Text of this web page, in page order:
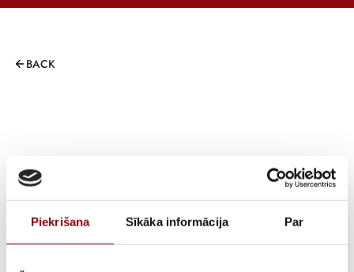
Piekrišana Sīkāka informācija Par
BACK